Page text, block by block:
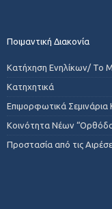
Ποιμαντική Διακονία
Κατήχηση Ενηλίκων/ Το
Κατηχητικά
Επιμορφωτικά
Κοινότητα Νέων
Προστασία από τις